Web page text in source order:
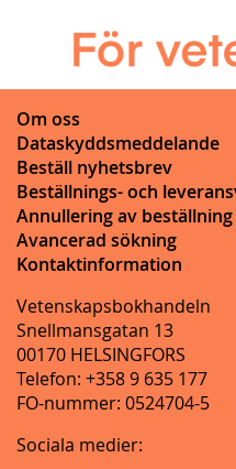
Om oss
Dataskyddsmeddelande
Beställ nyhetsbrev
Beställnings- och
Annullering av beställning
Avancerad sökning
Kontaktinformation
Vetenskapsbokhandeln
Snellmansgatan 13
00170 HELSINGFORS
Telefon: +358 9 635 177
FO-nummer: 0524704-5
Sociala medier: